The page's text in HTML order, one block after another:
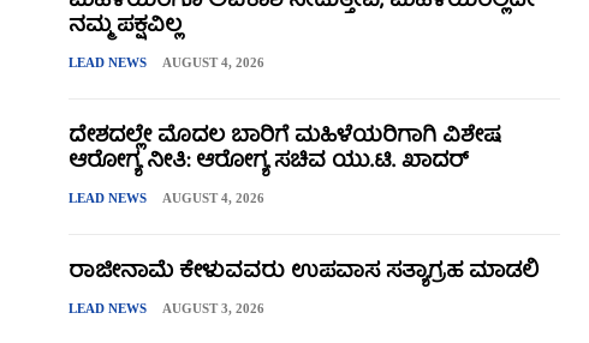
ನಮ್ಮ ಪಕ್ಷವಿಲ್ಲ
LEAD NEWS AUGUST 4, 2026
ದೇಶದಲ್ಲೇ ಮೊದಲ ಬಾರಿಗೆ ಮಹಿಳೆಯರಿಗಾಗಿ ವಿಶೇಷ
ಆರೋಗ್ಯ ನೀತಿ: ಆರೋಗ್ಯ ಸಚಿವ ಯು.ಟಿ. ಖಾದರ್
LEAD NEWS AUGUST 4, 2026
ರಾಜೀನಾಮೆ ಕೇಳುವವರು ಉಪವಾಸ ಸತ್ಯಾಗ್ರಹ ಮಾಡಲಿ
LEAD NEWS AUGUST 3, 2026